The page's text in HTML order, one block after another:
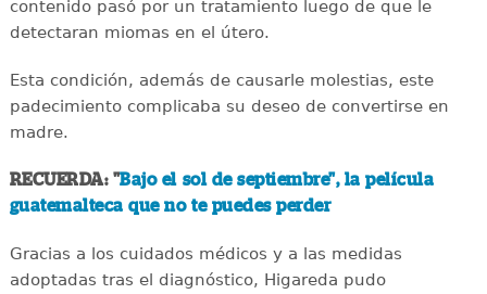
contenido pasó por un tratamiento luego de que le
detectaran miomas en el útero.
Esta condición, además de causarle molestias, este
padecimiento complicaba su deseo de convertirse en
madre.
RECUERDA: "Bajo el sol de septiembre", la película
guatemalteca que no te puedes perder
Gracias a los cuidados médicos y a las medidas
adoptadas tras el diagnóstico, Higareda pudo